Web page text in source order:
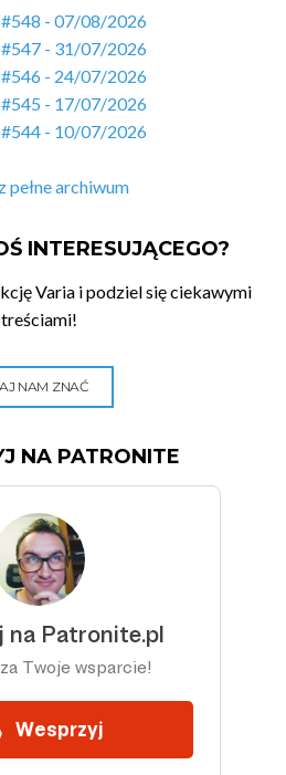
- 07/08/2026
- 31/07/2026
- 24/07/2026
- 17/07/2026
- 10/07/2026
pełne archiwum
INTERESUJĄCEGO?
Varia i podziel się ciekawymi
treściami!
NAM ZNAĆ
NA PATRONITE